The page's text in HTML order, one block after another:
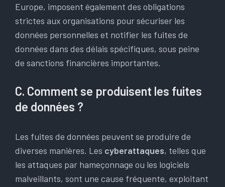
Europe, imposent également des obligations
strictes aux organisations pour sécuriser les
données personnelles et notifier les fuites de
données dans des délais spécifiques, sous peine
de sanctions financières importantes.
C. Comment se produisent les fuites
de données ?
Les fuites de données peuvent se produire de
diverses manières. Les cyberattaques, telles que
les attaques par hameçonnage ou les logiciels
malveillants, sont une cause fréquente, exploitant